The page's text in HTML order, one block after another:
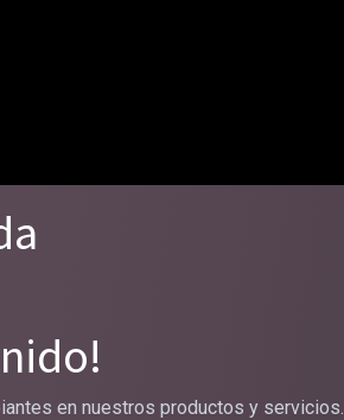
en nuestros productos y servicios.